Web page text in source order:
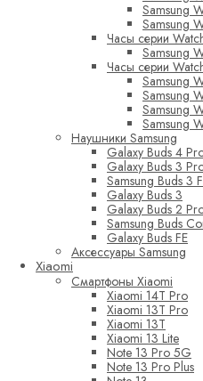
Samsung
Samsung
Часы серии
Samsung
Часы серии
Samsung
Samsung
Samsung
Samsung
Наушники Samsung
Galaxy Buds 4
Galaxy Buds 3
Samsung Buds 3
Galaxy Buds 3
Galaxy Buds 2
Samsung Buds
Galaxy Buds FE
Аксессуары Samsung
Xiaomi
Смартфоны Xiaomi
Xiaomi 14T Pro
Xiaomi 13T Pro
Xiaomi 13T
Xiaomi 13 Lite
Note 13 Pro 5G
Note 13 Pro Plus